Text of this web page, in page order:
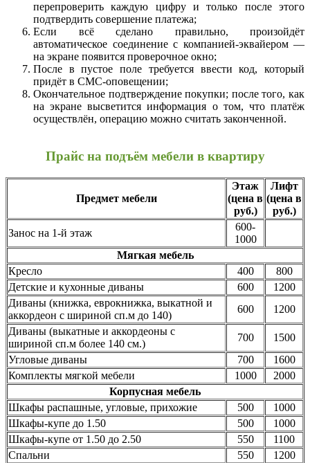
перепроверить каждую цифру и только после этого
подтвердить совершение платежа;
Если всё сделано правильно, произойдёт
автоматическое соединение с компанией-эквайером —
на экране появится проверочное окно;
После в пустое поле требуется ввести код, который
придёт в СМС-оповещении;
Окончательное подтверждение покупки; после того, как
на экране высветится информация о том, что платёж
осуществлён, операцию можно считать законченной.
Прайс на подъём мебели в квартиру
Предмет мебели
Этаж
(цена в
руб.)
Лифт
(цена в
руб.)
Занос на 1-й этаж
600-
1000
Мягкая мебель
Кресло
400
800
Детские и кухонные диваны
600
1200
Диваны (книжка, еврокнижка, выкатной и
аккордеон с шириной сп.м до 140)
600
1200
Диваны (выкатные и аккордеоны с
шириной сп.м более 140 см.)
700
1500
Угловые диваны
700
1600
Комплекты мягкой мебели
1000
2000
Корпусная мебель
Шкафы распашные, угловые, прихожие
500
1000
Шкафы-купе до 1.50
500
1000
Шкафы-купе от 1.50 до 2.50
550
1100
Спальни
550
1200